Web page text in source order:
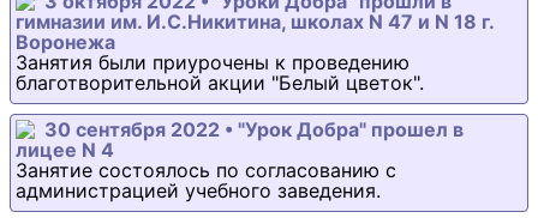
гимназии им. И.С.Никитина, школах N 47 и N 18 г.
Воронежа
Занятия были приурочены к проведению
благотворительной акции "Белый цветок".
30 сентября 2022 • "Урок Добра" прошел в
лицее N 4
Занятие состоялось по согласованию с
администрацией учебного заведения.